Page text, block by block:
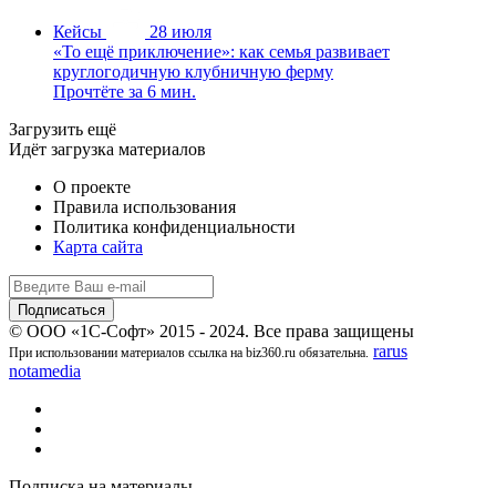
Кейсы
28 июля
«То ещё приключение»: как семья развивает
круглогодичную клубничную ферму
Прочтёте за 6 мин.
Загрузить ещё
Идёт загрузка материалов
О проекте
Правила использования
Политика конфиденциальности
Карта сайта
© ООО «1С-Софт» 2015 - 2024. Все права защищены
При использовании материалов ссылка на biz360.ru обязательна. rarus
notamedia